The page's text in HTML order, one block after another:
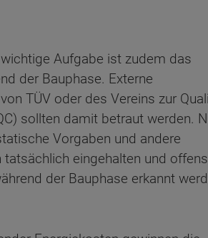
Aufgabe ist zudem das
der Bauphase. Externe
TÜV oder des Vereins zur
sollten damit betraut werden.
Vorgaben und andere
tatsächlich eingehalten und
der Bauphase erkannt